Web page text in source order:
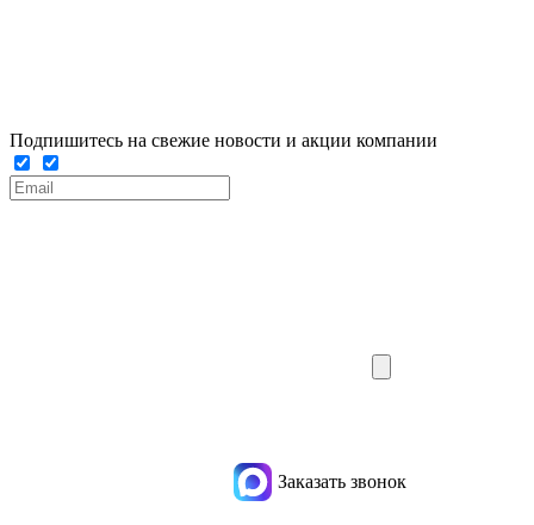
Подпишитесь на свежие новости и акции компании
Заказать звонок